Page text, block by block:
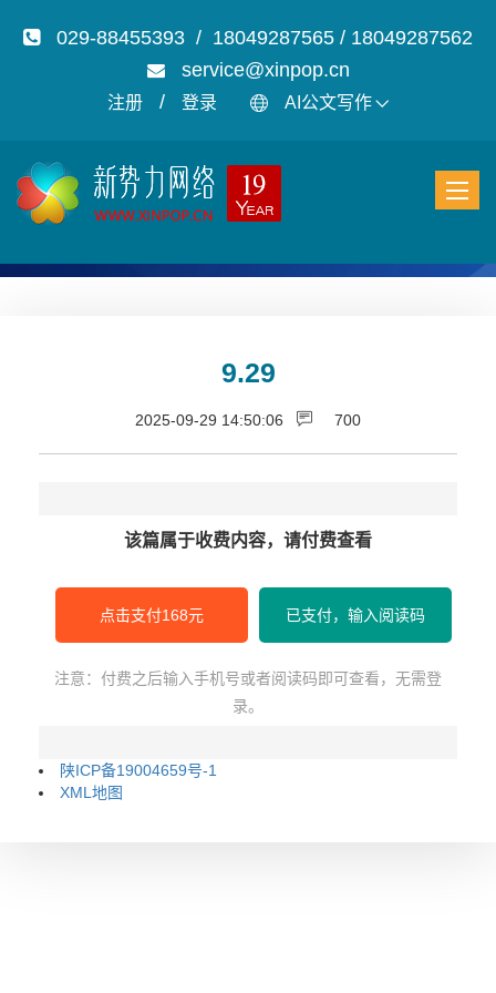
029-88455393 / 18049287565 / 18049287562
service@xinpop.cn
注册 / 登录 AI公文写作
9.29
2025-09-29 14:50:06 700
该篇属于收费内容，请付费查看
点击支付168元 已支付，输入阅读码
注意：付费之后输入手机号或者阅读码即可查看，无需登
录。
陕ICP备19004659号-1
XML地图